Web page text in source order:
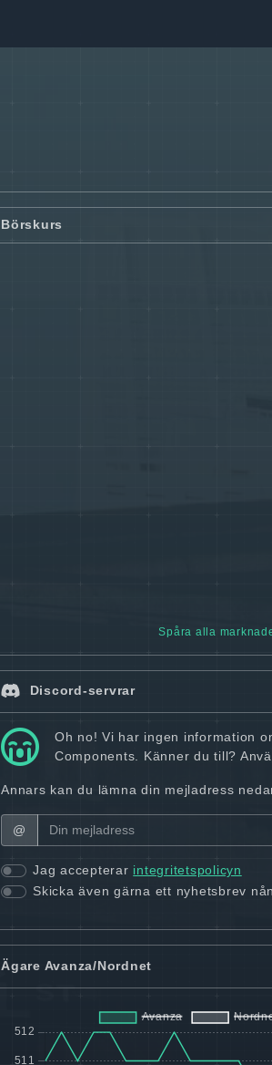
Börskurs
Spåra alla
Discord-servrar
Oh no! Vi har ingen information
Components. Känner du till?
Annars kan du lämna din mejladress
@
Jag accepterar integritetspolicyn
Skicka även gärna ett nyhetsbrev
Ägare Avanza/Nordnet